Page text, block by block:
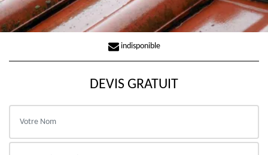
indisponible
DEVIS GRATUIT